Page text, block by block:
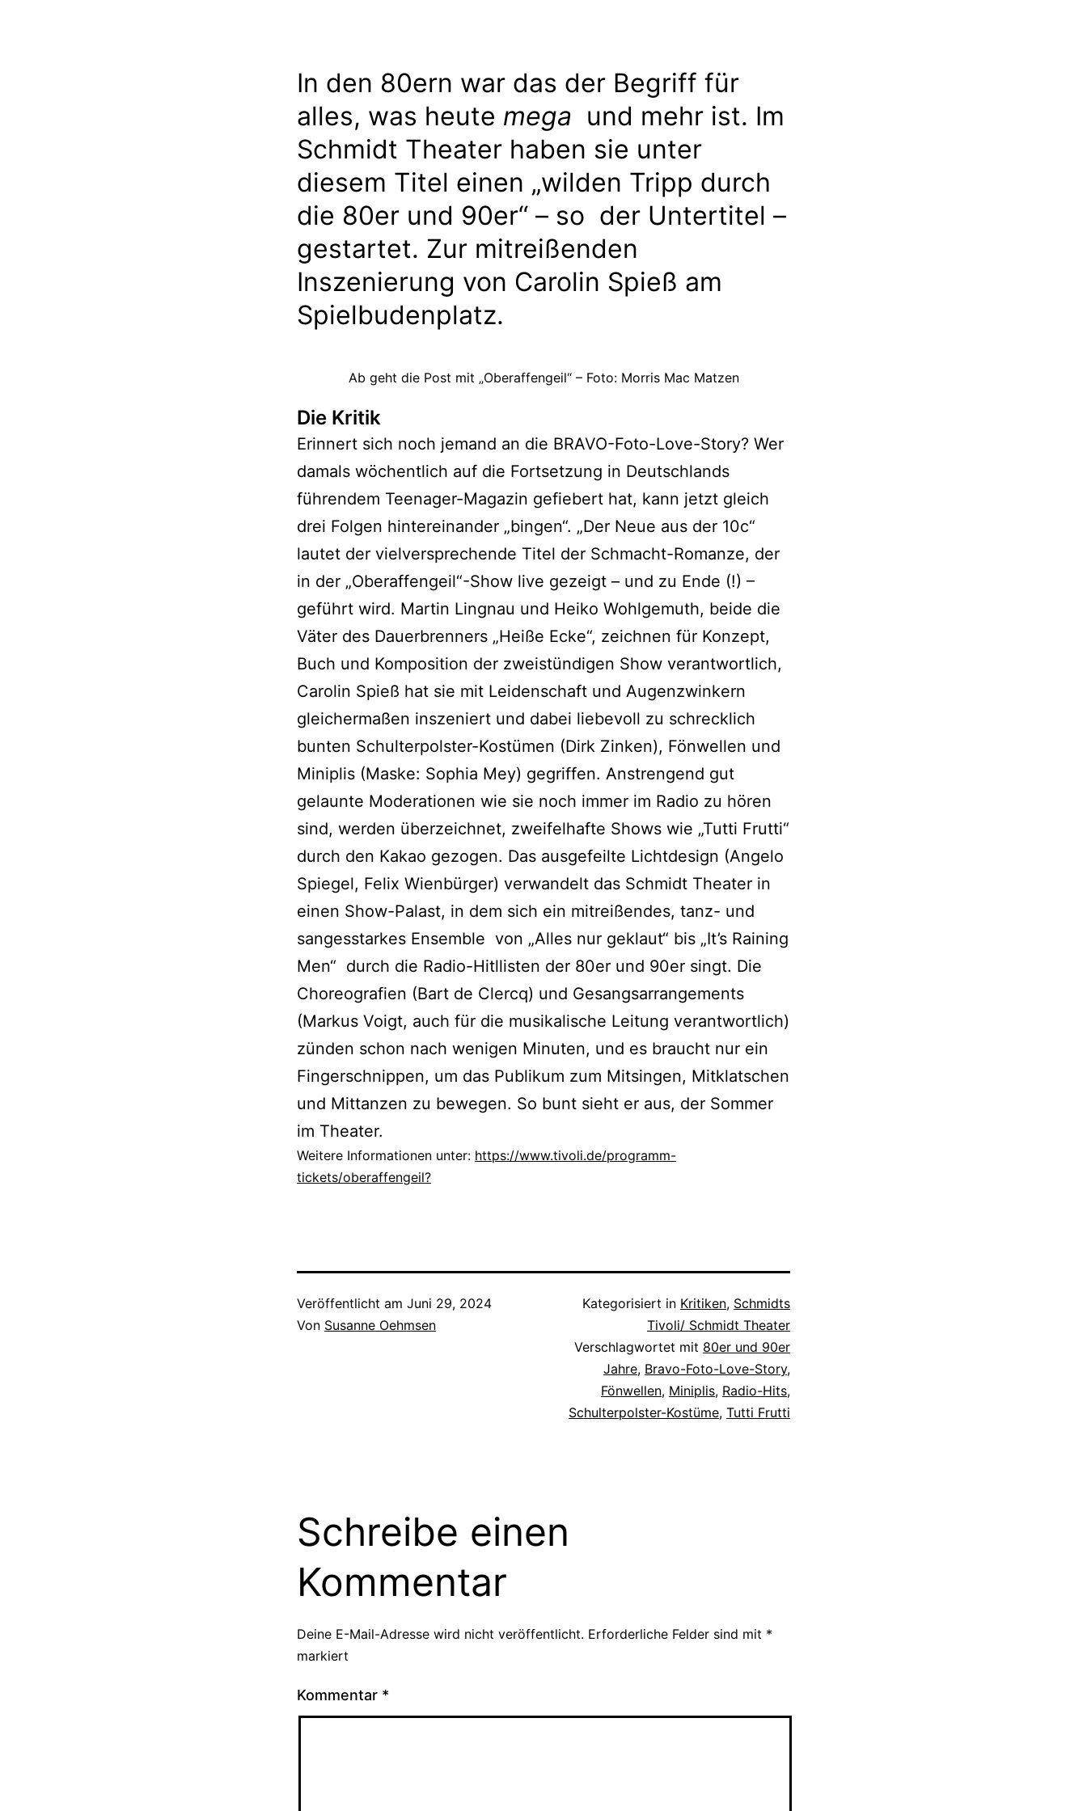
In den 80ern war das der Begriff für
alles, was heute mega und mehr ist. Im
Schmidt Theater haben sie unter
diesem Titel einen „wilden Tripp durch
die 80er und 90er“ – so der Untertitel –
gestartet. Zur mitreißenden
Inszenierung von Carolin Spieß am
Spielbudenplatz.
Ab geht die Post mit „Oberaffengeil“ – Foto: Morris Mac Matzen
Die Kritik
Erinnert sich noch jemand an die BRAVO-Foto-Love-Story? Wer
damals wöchentlich auf die Fortsetzung in Deutschlands
führendem Teenager-Magazin gefiebert hat, kann jetzt gleich
drei Folgen hintereinander „bingen“. „Der Neue aus der 10c“
lautet der vielversprechende Titel der Schmacht-Romanze, der
in der „Oberaffengeil“-Show live gezeigt – und zu Ende (!) –
geführt wird. Martin Lingnau und Heiko Wohlgemuth, beide die
Väter des Dauerbrenners „Heiße Ecke“, zeichnen für Konzept,
Buch und Komposition der zweistündigen Show verantwortlich,
Carolin Spieß hat sie mit Leidenschaft und Augenzwinkern
gleichermaßen inszeniert und dabei liebevoll zu schrecklich
bunten Schulterpolster-Kostümen (Dirk Zinken), Fönwellen und
Miniplis (Maske: Sophia Mey) gegriffen. Anstrengend gut
gelaunte Moderationen wie sie noch immer im Radio zu hören
sind, werden überzeichnet, zweifelhafte Shows wie „Tutti Frutti“
durch den Kakao gezogen. Das ausgefeilte Lichtdesign (Angelo
Spiegel, Felix Wienbürger) verwandelt das Schmidt Theater in
einen Show-Palast, in dem sich ein mitreißendes, tanz- und
sangesstarkes Ensemble von „Alles nur geklaut“ bis „It’s Raining
Men“ durch die Radio-Hitllisten der 80er und 90er singt. Die
Choreografien (Bart de Clercq) und Gesangsarrangements
(Markus Voigt, auch für die musikalische Leitung verantwortlich)
zünden schon nach wenigen Minuten, und es braucht nur ein
Fingerschnippen, um das Publikum zum Mitsingen, Mitklatschen
und Mittanzen zu bewegen. So bunt sieht er aus, der Sommer
im Theater.
Weitere Informationen unter: https://www.tivoli.de/programm-
tickets/oberaffengeil?
Veröffentlicht am Juni 29, 2024
Von Susanne Oehmsen
Kategorisiert in Kritiken, Schmidts
Tivoli/ Schmidt Theater
Verschlagwortet mit 80er und 90er
Jahre, Bravo-Foto-Love-Story,
Fönwellen, Miniplis, Radio-Hits,
Schulterpolster-Kostüme, Tutti Frutti
Schreibe einen
Kommentar
Deine E-Mail-Adresse wird nicht veröffentlicht. Erforderliche Felder sind mit *
markiert
Kommentar *